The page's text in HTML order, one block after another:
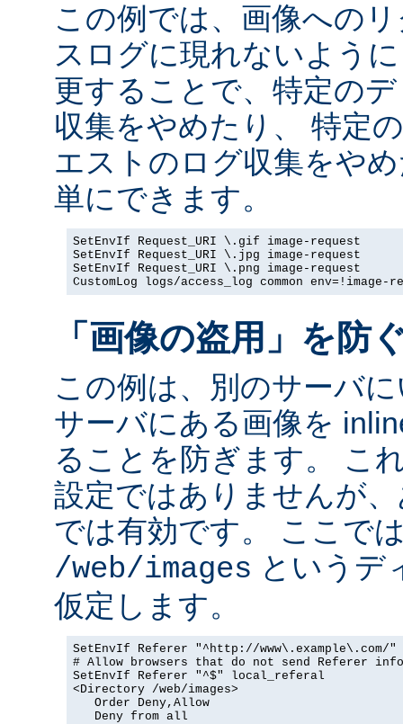
この例では、画像への
スログに現れないよう
更することで、特定の
収集をやめたり、 特定
エストのログ収集をや
単にできます。
SetEnvIf Request_URI \.gif image-request
SetEnvIf Request_URI \.jpg image-request
SetEnvIf Request_URI \.png image-request
CustomLog logs/access_log common env=!image-
「画像の盗用」を防
この例は、別のサーバ
サーバにある画像を
ることを防ぎます。 こ
設定ではありませんが
では有効です。 ここで
/web/images というデ
仮定します。
SetEnvIf Referer "^http://
# Allow browsers that do not send Referer info
SetEnvIf Referer "^$" local_referal
<Directory /web/images>
   Order Deny,Allow
   Deny from all